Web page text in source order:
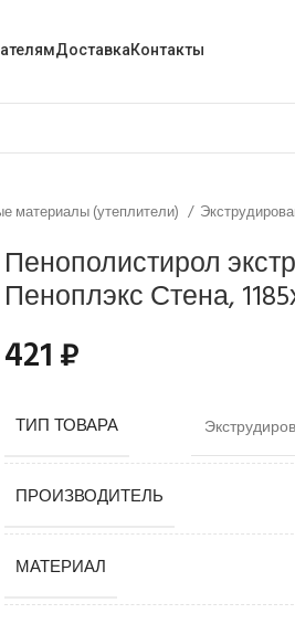
ДоставкаКонтакты
материалы (утеплители)
Пенополистирол
Пеноплэкс Стена,
421₽
ТИП ТОВАРА
ПРОИЗВОДИТЕЛЬ
МАТЕРИАЛ